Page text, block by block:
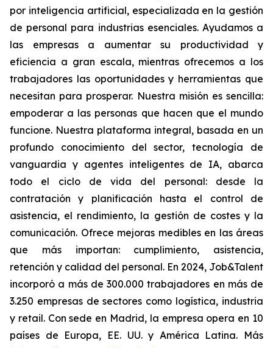
por inteligencia artificial, especializada en la gestión
de personal para industrias esenciales. Ayudamos a
las empresas a aumentar su productividad y
eficiencia a gran escala, mientras ofrecemos a los
trabajadores las oportunidades y herramientas que
necesitan para prosperar. Nuestra misión es sencilla:
empoderar a las personas que hacen que el mundo
funcione. Nuestra plataforma integral, basada en un
profundo conocimiento del sector, tecnología de
vanguardia y agentes inteligentes de IA, abarca
todo el ciclo de vida del personal: desde la
contratación y planificación hasta el control de
asistencia, el rendimiento, la gestión de costes y la
comunicación. Ofrece mejoras medibles en las áreas
que más importan: cumplimiento, asistencia,
retención y calidad del personal. En 2024, Job&Talent
incorporó a más de 300.000 trabajadores en más de
3.250 empresas de sectores como logística, industria
y retail. Con sede en Madrid, la empresa opera en 10
países de Europa, EE. UU. y América Latina. Más